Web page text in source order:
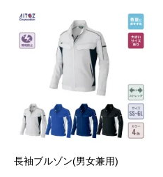
長袖ブルゾン(男女兼用)